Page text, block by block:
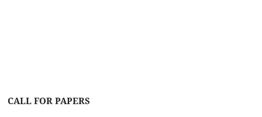
CALL FOR PAPERS